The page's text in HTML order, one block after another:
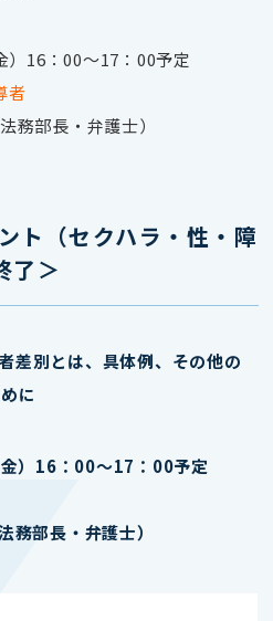
）16：00～17：00予定
者
部長・弁護士）
ト（セクハラ・性・障
了＞
差別とは、具体例、その他の
に
）16：00～17：00予定
務部長・弁護士）